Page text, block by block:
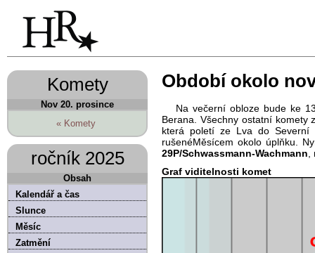
Komety
Nov 20. prosince
« Komety
ročník 2025
Obsah
Kalendář a čas
Slunce
Měsíc
Zatmění
Období okolo
Na večerní obloze bude ke
Berana. Všechny ostatní komety
která poletí ze Lva do
rušenéMěsícem okolo úplňku.
29P/Schwassmann-Wachmann
Graf viditelnosti komet